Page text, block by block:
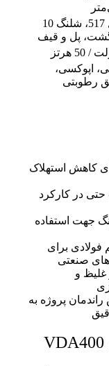
گان پاشش، نازل 517، شلنگ 10
پل و قیف
اپوکسی،
رطوبتی
کاهش استهلاک
در کارکرد
جهت استفاده
برای
صنعتی​
و
پروژه به